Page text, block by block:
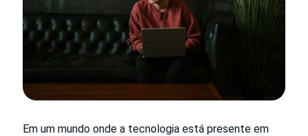
Em um mundo onde a tecnologia está presente em